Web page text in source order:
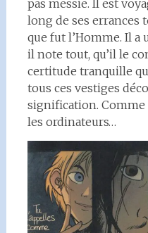
pas messie. Il est
long de ses errances
que fut l’Homme. Il a
il note tout, qu’il le
certitude tranquille
tous ces vestiges
signification. Comme
les ordinateurs…